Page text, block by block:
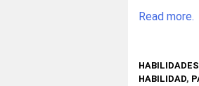
Read more.
HABILIDADES
HABILIDAD,